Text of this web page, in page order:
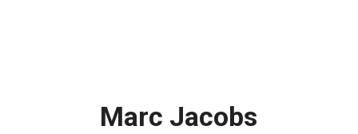
Marc Jacobs